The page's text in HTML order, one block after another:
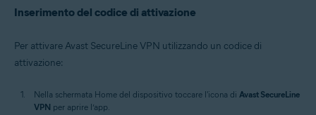
Inserimento del codice di attivazione
Per attivare Avast SecureLine VPN utilizzando un codice di
attivazione:
Nella schermata Home del dispositivo toccare l'icona di Avast SecureLine
VPN per aprire l’app.